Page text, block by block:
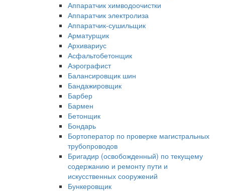
Аппаратчик химводоочистки
Аппаратчик электролиза
Аппаратчик-сушильщик
Арматурщик
Архивариус
Асфальтобетонщик
Аэрографист
Балансировщик шин
Бандажировщик
Барбер
Бармен
Бетонщик
Бондарь
Бортоператор по проверке магистральных
трубопроводов
Бригадир (освобожденный) по текущему
содержанию и ремонту пути и
искусственных сооружений
Бункеровщик